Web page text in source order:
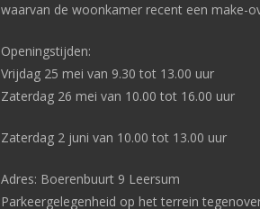
waarvan de woonkamer recent een make-
Openingstijden:
Vrijdag 25 mei van 9.30 tot 13.00 uur
Zaterdag 26 mei van 10.00 tot 16.00 uur
Zaterdag 2 juni van 10.00 tot 13.00 uur
Adres: Boerenbuurt 9 Leersum
Parkeergelegenheid op het terrein